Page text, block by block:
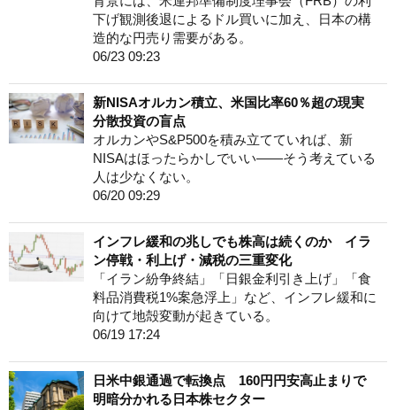
下げ観測後退によるドル買いに加え、日本の構
造的な円売り需要がある。
06/23 09:23
新NISAオルカン積立、米国比率60％超の現実
分散投資の盲点
オルカンやS&P500を積み立てていれば、新
NISAはほったらかしでいい——そう考えている
人は少なくない。
06/20 09:29
インフレ緩和の兆しでも株高は続くのか イラ
ン停戦・利上げ・減税の三重変化
「イラン紛争終結」「日銀金利引き上げ」「食
料品消費税1%案急浮上」など、インフレ緩和に
向けて地殻変動が起きている。
06/19 17:24
日米中銀通過で転換点 160円円安高止まりで
明暗分かれる日本株セクター